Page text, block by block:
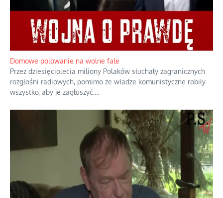
Domowe polowanie na wolne fale
Przez dziesięciolecia miliony Polaków słuchały zagranicznych
rozgłośni radiowych, pomimo że władze komunistyczne robiły
wszystko, aby je zagłuszyć.